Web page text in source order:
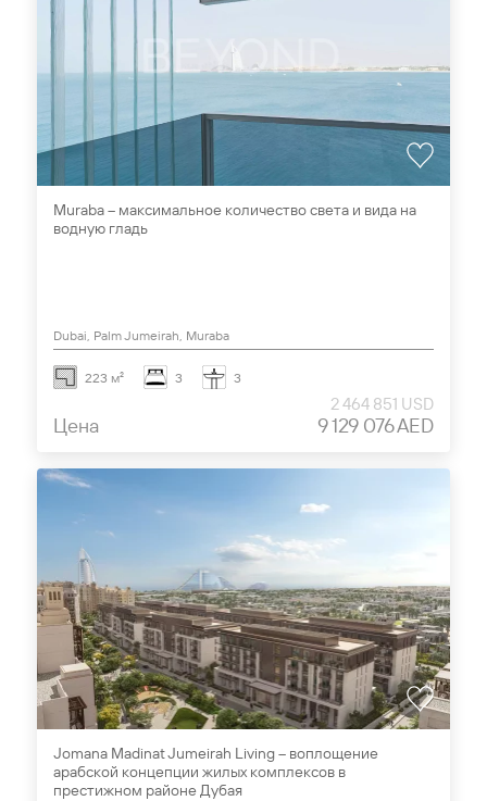
Muraba – максимальное количество света и вида на
водную гладь
Dubai, Palm Jumeirah, Muraba
223 м² 3 3
Цена
2 464 851 USD
9 129 076 AED
Jomana Madinat Jumeirah Living – воплощение
арабской концепции жилых комплексов в
престижном районе Дубая